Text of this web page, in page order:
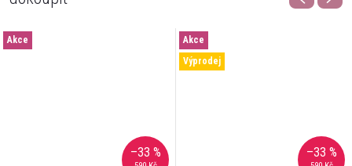
Akce
–33 %
Akce
Výprodej
–33 %